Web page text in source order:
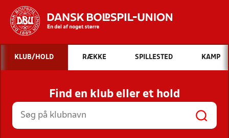
Hvad vil du søge efter?
INDHOLD OG NYHEDER
STILLINGER, RESULTATER, KLUBBER OG
HOLD
KLUB/HOLD RÆKKE SPILLESTED KAMP
Find en klub eller et hold